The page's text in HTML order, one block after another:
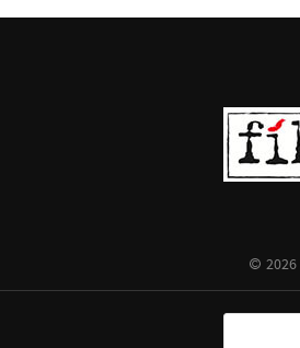
2026